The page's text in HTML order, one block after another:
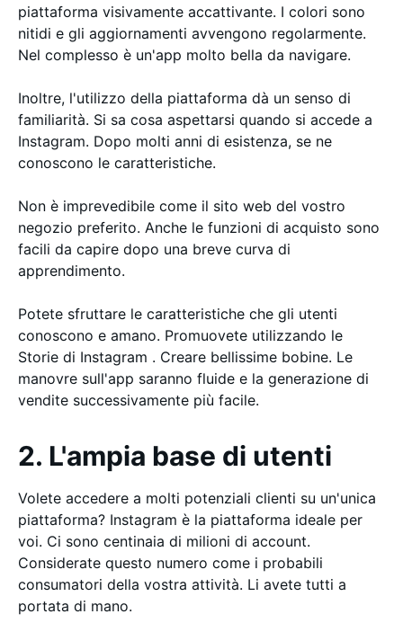
piattaforma visivamente accattivante. I colori sono
nitidi e gli aggiornamenti avvengono regolarmente.
Nel complesso è un'app molto bella da navigare.
Inoltre, l'utilizzo della piattaforma dà un senso di
familiarità. Si sa cosa aspettarsi quando si accede a
Instagram. Dopo molti anni di esistenza, se ne
conoscono le caratteristiche.
Non è imprevedibile come il sito web del vostro
negozio preferito. Anche le funzioni di acquisto sono
facili da capire dopo una breve curva di
apprendimento.
Potete sfruttare le caratteristiche che gli utenti
conoscono e amano. Promuovete utilizzando le
Storie di Instagram . Creare bellissime bobine. Le
manovre sull'app saranno fluide e la generazione di
vendite successivamente più facile.
2. L'ampia base di utenti
Volete accedere a molti potenziali clienti su un'unica
piattaforma? Instagram è la piattaforma ideale per
voi. Ci sono centinaia di milioni di account.
Considerate questo numero come i probabili
consumatori della vostra attività. Li avete tutti a
portata di mano.